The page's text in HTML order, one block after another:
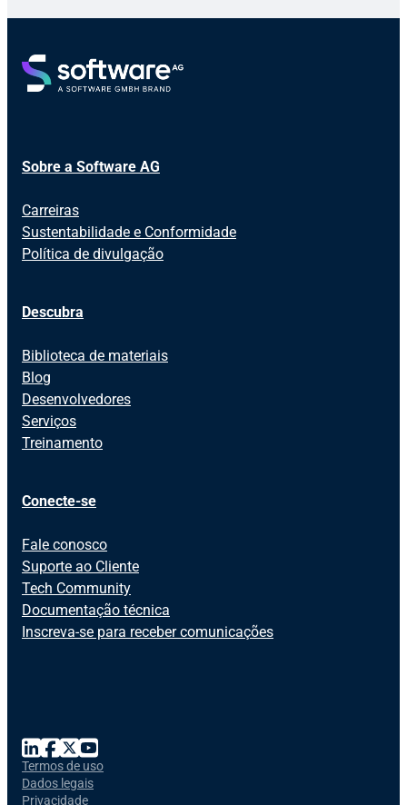
Sobre a Software AG
Carreiras
Sustentabilidade e Conformidade
Política de divulgação
Descubra
Biblioteca de materiais
Blog
Desenvolvedores
Serviços
Treinamento
Conecte-se
Fale conosco
Suporte ao Cliente
Tech Community
Documentação técnica
Inscreva-se para receber comunicações
Termos de uso
Dados legais
Privacidade